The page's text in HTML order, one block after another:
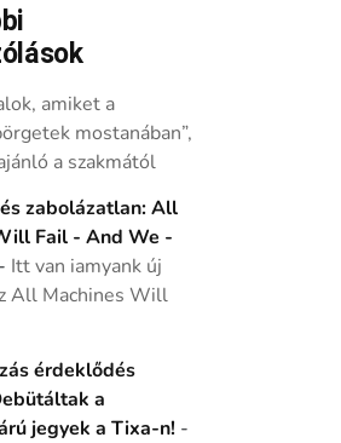
amiket a
mostanában”,
a szakmától
zabolázatlan: All
Fail - And We -
- Itt van iamyank új
All Machines Will
érdeklődés
a
jegyek a Tixa-n! -